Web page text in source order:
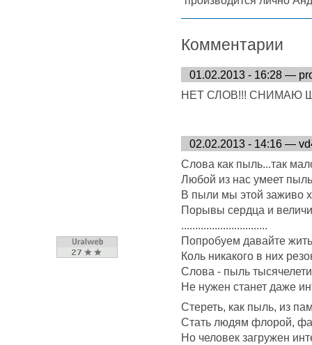
Комментарии
01.02.2013 - 16:28 —
НЕТ СЛОВ!!! СНИМАЮ
02.02.2013 - 14:16 —
Слова как пыль...так
Любой из нас умеет пыль
В пыли мы этой заживо
Порывы сердца и
...............................
Попробуем давайте
Коль никакого в них
Слова - пыль
Не нужен станет даже
Стереть, как пыль, из
Стать людям флорой,
Но человек загружен